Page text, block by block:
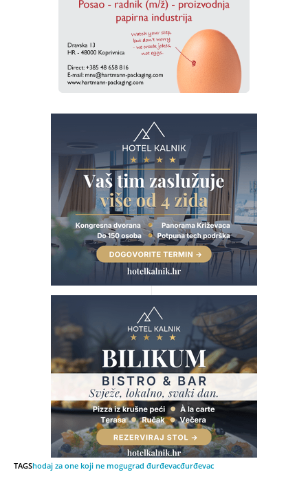
TAGShodaj za one koji ne mogugrad đurđevacđurđevac